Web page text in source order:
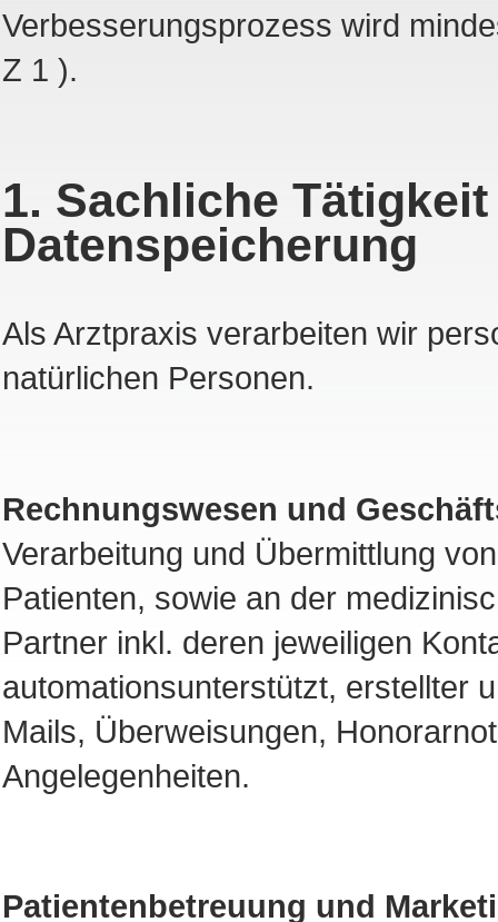
Verbesserungsprozess wird
Z 1 ).
1. Sachliche
Datenspeicherung
Als Arztpraxis verarbeiten wir
natürlichen Personen.
Rechnungswesen und
Verarbeitung und Übermittlung
Patienten, sowie an der
Partner inkl. deren jeweiligen
automationsunterstützt, erstellter
Mails, Überweisungen,
Angelegenheiten.
Patientenbetreuung und